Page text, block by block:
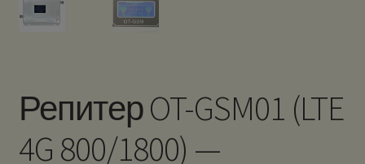
Репитер OT-GSM01 (LTE
4G 800/1800) —